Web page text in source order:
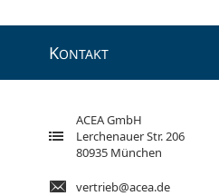
KONTAKT
ACEA GmbH
Lerchenauer Str. 206
80935 München
vertrieb@acea.de